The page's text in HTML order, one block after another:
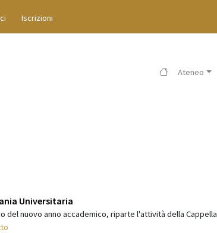
Iscrizioni
Ateneo
Universitaria
del nuovo anno accademico, riparte l'attività della